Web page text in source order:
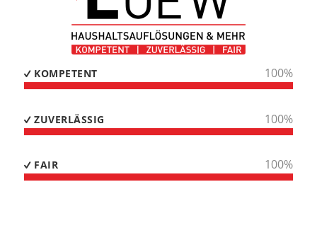
KOMPETENT 100%
ZUVERLÄSSIG 100%
FAIR 100%